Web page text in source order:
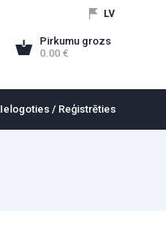
LV
Pirkumu grozs
0.00
Ielogoties / Reģistrēties